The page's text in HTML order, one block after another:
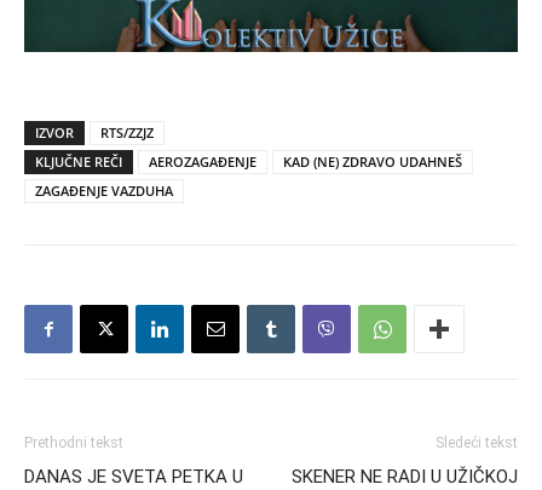
IZVOR
RTS/ZZJZ
KLJUČNE REČI
AEROZAGAĐENJE
KAD (NE) ZDRAVO UDAHNEŠ
ZAGAĐENJE VAZDUHA
Prethodni tekst
DANAS JE SVETA PETKA U
Sledeći tekst
SKENER NE RADI U UŽIČKOJ